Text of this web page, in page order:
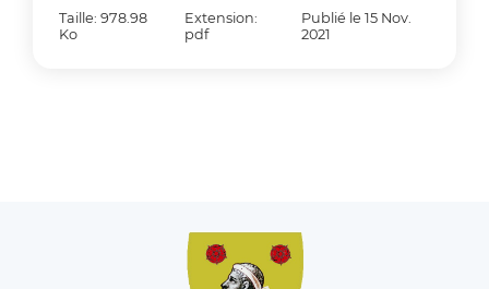
Taille: 978.98
Ko
Extension:
pdf
Publié le 15 Nov.
2021